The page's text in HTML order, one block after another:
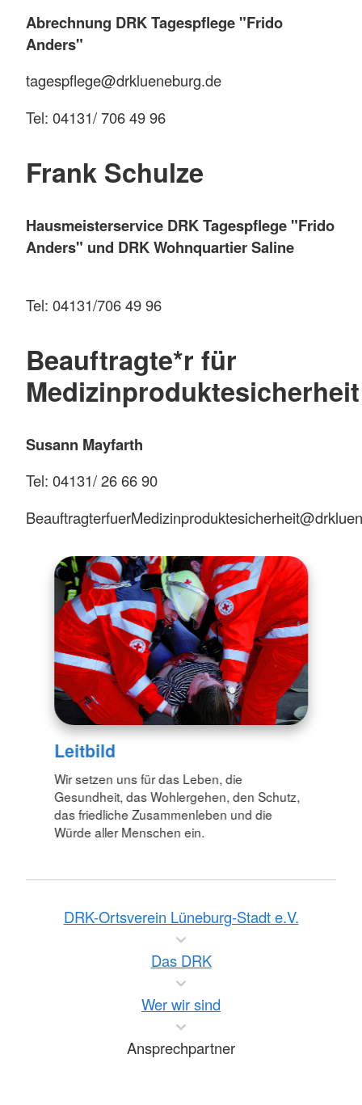
Abrechnung DRK Tagespflege "Frido
Anders"
tagespflege@drklueneburg.de
Tel: 04131/ 706 49 96
Frank Schulze
Hausmeisterservice DRK Tagespflege "Frido
Anders" und DRK Wohnquartier Saline
Tel: 04131/706 49 96
Beauftragte*r für
Medizinproduktesicherheit
Susann Mayfarth
Tel: 04131/ 26 66 90
Leitbild
Wir setzen uns für das Leben, die
Gesundheit, das Wohlergehen, den Schutz,
das friedliche Zusammenleben und die
Würde aller Menschen ein.
DRK-Ortsverein Lüneburg-Stadt e.V.
Das DRK
Wer wir sind
Ansprechpartner